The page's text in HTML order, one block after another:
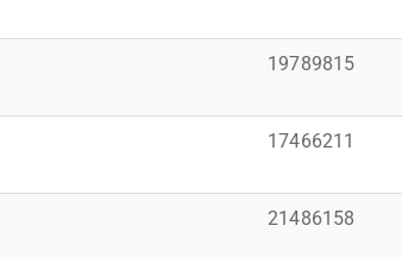
19789815
17466211
21486158